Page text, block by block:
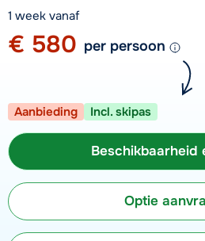
1 week vanaf
€ 580 per persoon
Aanbieding Incl. skipas
Beschikbaarheid
Optie